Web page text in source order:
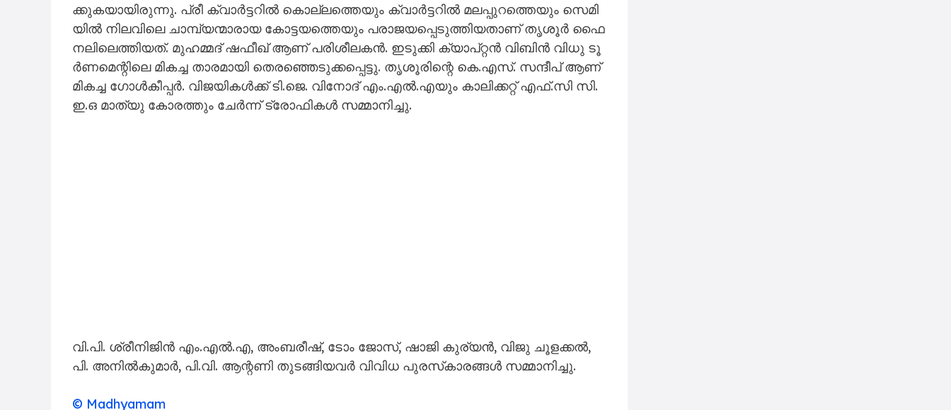
ക്കു​ക​യാ​യി​രു​ന്നു. പ്രീ ​ക്വാ​ര്‍ട്ട​റി​ല്‍ കൊ​ല്ല​ത്തെ​യും ക്വാ​ര്‍ട്ട​റി​ല്‍ മ​ല​പ്പു​റ​ത്തെ​യും സെ​മി​
യി​ൽ നി​ല​വി​ലെ ചാ​മ്പ്യ​ന്മാ​രാ​യ കോ​ട്ട​യ​ത്തെ​യും പ​രാ​ജ​യ​പ്പെ​ടു​ത്തി​യ​താ​ണ് തൃ​ശൂ​ര്‍ ഫൈ​
ന​ലി​ലെ​ത്തി​യ​ത്. മു​ഹ​മ്മ​ദ് ഷ​ഫീ​ഖ് ആ​ണ് പ​രി​ശീ​ല​ക​ന്‍. ഇ​ടു​ക്കി ക്യാ​പ്റ്റ​ന്‍ വി​ബി​ന്‍ വി​ധു ടൂ​
ര്‍ണ​മെ​ന്റി​ലെ മി​ക​ച്ച താ​ര​മാ​യി തെ​ര​ഞ്ഞെ​ടു​ക്ക​പ്പെ​ട്ടു. തൃ​ശൂ​രി​ന്റെ കെ.​എ​സ്. സ​ന്ദീ​പ് ആ​ണ്
മി​ക​ച്ച ഗോ​ള്‍കീ​പ്പ​ര്‍. വി​ജ​യി​ക​ള്‍ക്ക് ടി.​ജെ. വി​നോ​ദ് എം.​എ​ല്‍.​എ​യും കാ​ലി​ക്ക​റ്റ് എ​ഫ്‌.​സി സി.​
ഇ.​ഒ മാ​ത്യു കോ​ര​ത്തും ചേ​ര്‍ന്ന് ട്രോ​ഫി​ക​ള്‍ സ​മ്മാ​നി​ച്ചു.
വി.​പി. ശ്രീ​നി​ജി​ന്‍ എം.​എ​ല്‍.​എ, അം​ബ​രീ​ഷ്, ടോം ​ജോ​സ്, ഷാ​ജി കു​ര്യ​ന്‍, വി​ജു ചൂ​ള​ക്ക​ല്‍,
പി. ​അ​നി​ല്‍കു​മാ​ര്‍, പി.​വി. ആ​ന്റ​ണി തു​ട​ങ്ങി​യ​വ​ര്‍ വി​വി​ധ പു​ര​സ്‌​കാ​ര​ങ്ങ​ള്‍ സ​മ്മാ​നി​ച്ചു.
© Madhyamam